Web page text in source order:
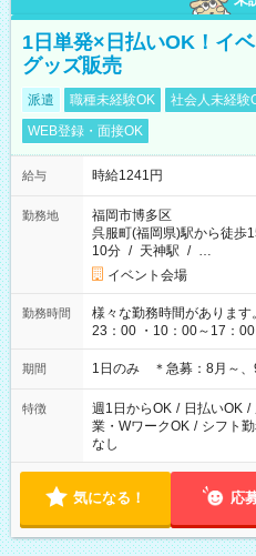
1日単発×日払いOK！イ
グッズ販売
派遣 職種未経験OK 社会人未経験
WEB登録・面接OK
給与 時給1241円
勤務地
福岡市博多区
呉服町(福岡県)駅から徒歩
10分 / 天神駅 / …
イベント会場
勤務時間
様々な勤務時間がありま
23：00 ・10：00～17：
03：00 etc イベント・ラ
す。
期間 1日のみ ＊急募：8月～、
特徴 週1日からOK / 日払いOK /
業・WワークOK / シフト
なし
気になる！ 応